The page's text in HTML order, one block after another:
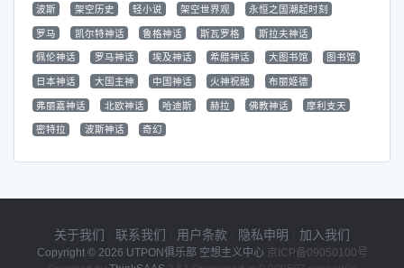
波斯 架空历史 轻小说 架空世界观 永恒之国潮起时刻
罗马 凯尔特神话 鲁格神话 斯瓦罗格 斯拉夫神话
佩伦神话 罗马神话 埃及神话 希腊神话 大图书馆 图书馆
日本神话 大国主神 中国神话 火神祝融 布丽姬德
弗丽嘉神话 北欧神话 哈迪斯 赫拉 佛教神话 摩利支天
密特拉 波斯神话 奇幻
关于我们 联系我们 用户条款 隐私申明 加入我们
Copyright © 2026 UTPON俱乐部 空想主义中心 京ICP备09050100号